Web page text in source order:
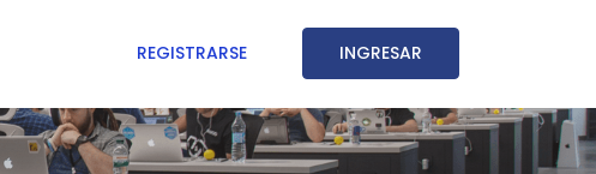
REGISTRARSE INGRESAR